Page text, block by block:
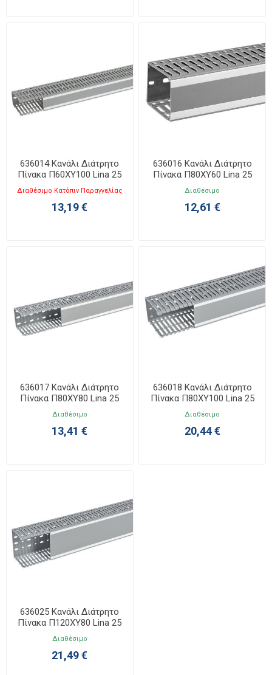
636014 Κανάλι Διάτρητο
Πίνακα Π60ΧΥ100 Lina 25
Διαθέσιμο Κατόπιν Παραγγελίας
13,19 €
636016 Κανάλι Διάτρητο
Πίνακα Π80ΧΥ60 Lina 25
Διαθέσιμο
12,61 €
636017 Κανάλι Διάτρητο
Πίνακα Π80ΧΥ80 Lina 25
Διαθέσιμο
13,41 €
636018 Κανάλι Διάτρητο
Πίνακα Π80ΧΥ100 Lina 25
Διαθέσιμο
20,44 €
636025 Κανάλι Διάτρητο
Πίνακα Π120ΧΥ80 Lina 25
Διαθέσιμο
21,49 €